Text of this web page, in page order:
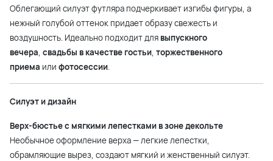
Облегающий силуэт футляра подчеркивает изгибы фигуры, а
нежный голубой оттенок придает образу свежесть и
воздушность. Идеально подходит для выпускного
вечера свадьбы в качестве гостьи торжественного
приема или фотосессии
Силуэт и дизайн
Верх-бюстье с мягкими лепестками в зоне декольте
Необычное оформление верха — легкие лепестки,
обрамляющие вырез, создают мягкий и женственный силуэт.